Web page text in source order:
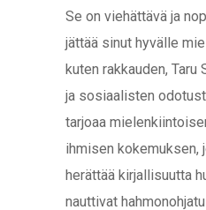
Se on viehättävä ja
jättää sinut hyvälle
kuten rakkauden, Taru
ja sosiaalisten
tarjoaa
ihmisen kokemuksen,
herättää kirjallisuutta
nauttivat